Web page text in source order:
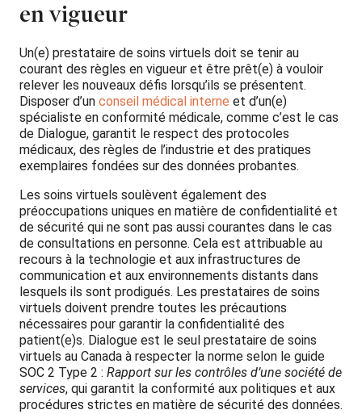
en vigueur
Un(e) prestataire de soins virtuels doit se tenir au
courant des règles en vigueur et être prêt(e) à vouloir
relever les nouveaux défis lorsqu’ils se présentent.
Disposer d’un conseil médical interne et d’un(e)
spécialiste en conformité médicale, comme c’est le cas
de Dialogue, garantit le respect des protocoles
médicaux, des règles de l’industrie et des pratiques
exemplaires fondées sur des données probantes.
Les soins virtuels soulèvent également des
préoccupations uniques en matière de confidentialité et
de sécurité qui ne sont pas aussi courantes dans le cas
de consultations en personne. Cela est attribuable au
recours à la technologie et aux infrastructures de
communication et aux environnements distants dans
lesquels ils sont prodigués. Les prestataires de soins
virtuels doivent prendre toutes les précautions
nécessaires pour garantir la confidentialité des
patient(e)s. Dialogue est le seul prestataire de soins
virtuels au Canada à respecter la norme selon le guide
SOC 2 Type 2 : Rapport sur les contrôles d’une société de
services, qui garantit la conformité aux politiques et aux
procédures strictes en matière de sécurité des données.